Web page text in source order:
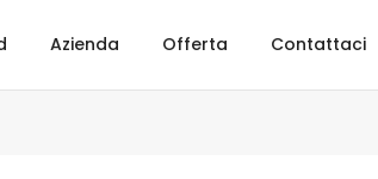
Azienda Offerta Contattaci